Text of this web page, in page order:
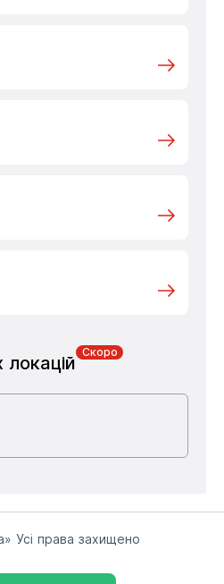
локацій
Скоро
Усі права захищено